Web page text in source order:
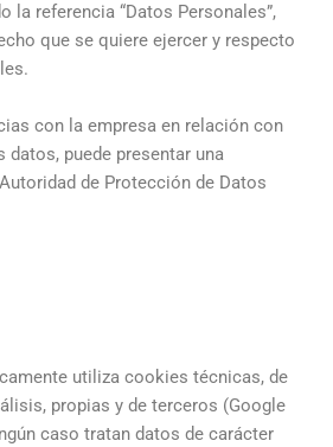
la referencia “Datos Personales”,
que se quiere ejercer y respecto
con la empresa en relación con
puede presentar una
de Protección de Datos
utiliza cookies técnicas, de
propias y de terceros (Google
caso tratan datos de carácter